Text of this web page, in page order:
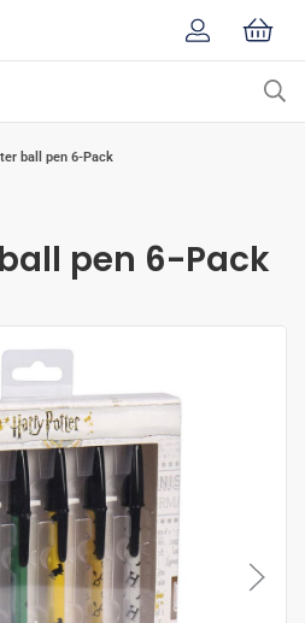
ball pen 6-Pack
pen 6-Pack